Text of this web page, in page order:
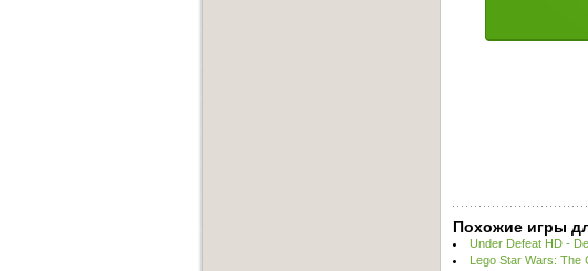
Похожие игры
Under Defeat HD -
Lego Star Wars: The